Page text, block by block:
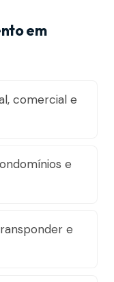
em
comercial e
e
e